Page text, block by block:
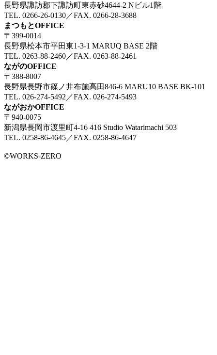
長野県諏訪郡下諏訪町東赤砂4644-2 Nビル1階
TEL. 0266-26-0130／FAX. 0266-28-3688
まつもとOFFICE
〒399-0014
長野県松本市平田東1-3-1 MARUQ BASE 2階
TEL. 0263-88-2460／FAX. 0263-88-2461
ながのOFFICE
〒388-8007
長野県長野市篠ノ井布施高田846-6 MARU10 BASE BK-101
TEL. 026-274-5492／FAX. 026-274-5493
ながおかOFFICE
〒940-0075
新潟県長岡市渡里町4-16 416 Studio Watarimachi 503
TEL. 0258-86-4645／FAX. 0258-86-4647
©WORKS-ZERO